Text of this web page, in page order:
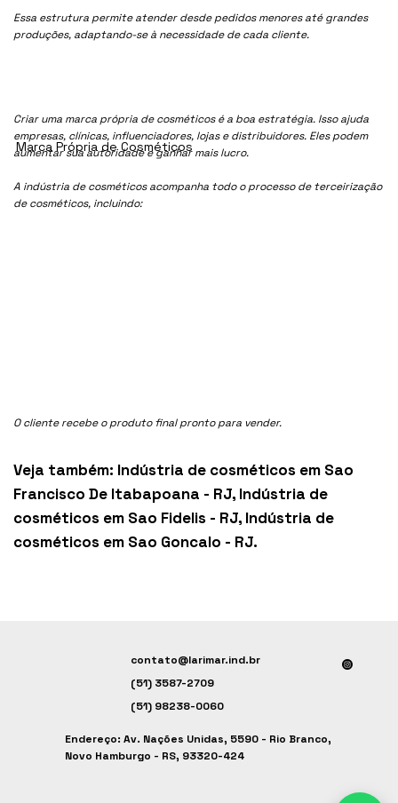
Essa estrutura permite atender desde pedidos menores até grandes
produções, adaptando-se à necessidade de cada cliente.
Criar uma marca própria de cosméticos é a boa estratégia. Isso ajuda
empresas, clínicas, influenciadores, lojas e distribuidores. Eles podem
aumentar sua autoridade e ganhar mais lucro.
A indústria de cosméticos acompanha todo o processo de terceirização
de cosméticos, incluindo:
O cliente recebe o produto final pronto para vender.
Veja também: Indústria de cosméticos em Sao
Francisco De Itabapoana - RJ, Indústria de
cosméticos em Sao Fidelis - RJ, Indústria de
cosméticos em Sao Goncalo - RJ.
Marca Própria de Cosméticos
contato@larimar.ind.br
(51) 3587-2709
(51) 98238-0060
Endereço: Av. Nações Unidas, 5590 - Rio Branco,
Novo Hamburgo - RS, 93320-424